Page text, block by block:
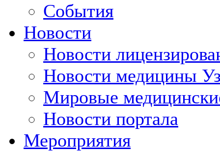
События
Новости
Новости
Новости медицины
Мировые
Новости портала
Мероприятия